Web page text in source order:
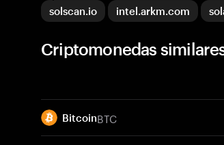
solscan.io
intel.arkm.com
Criptomonedas
BitcoinBTC